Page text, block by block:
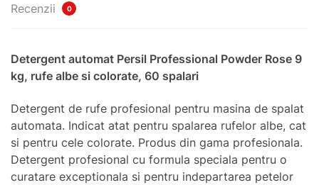
Recenzii 0
Detergent automat Persil Professional Powder Rose 9
kg, rufe albe si colorate, 60 spalari
Detergent de rufe profesional pentru masina de spalat
automata. Indicat atat pentru spalarea rufelor albe, cat
si pentru cele colorate. Produs din gama profesionala.
Detergent profesional cu formula speciala pentru o
curatare exceptionala si pentru indepartarea petelor